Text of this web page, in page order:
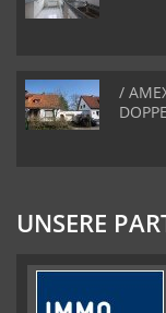
/
UNSERE